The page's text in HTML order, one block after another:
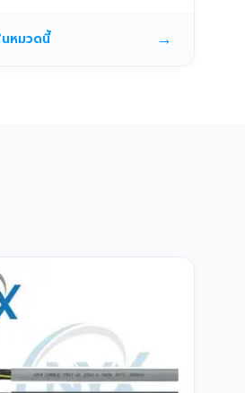
นหมวดนี้ →